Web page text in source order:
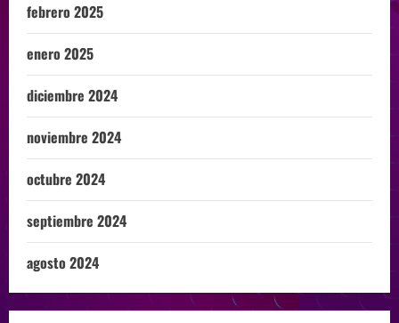
febrero 2025
enero 2025
diciembre 2024
noviembre 2024
octubre 2024
septiembre 2024
agosto 2024